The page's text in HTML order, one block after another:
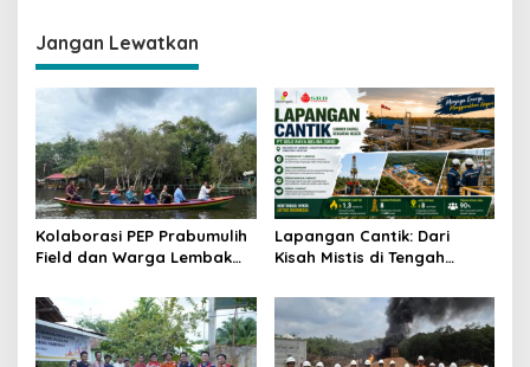
a
s
i
p
o
s
Jangan Lewatkan
Kolaborasi PEP Prabumulih
Field dan Warga Lembak
Sumber Penghidupan
Berkelanjutan
Lapangan Cantik: Dari
Kisah Mistis di Tengah
Strategis Penopang Energi
Indonesia